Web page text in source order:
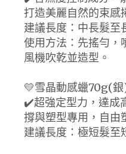
打造美麗自然的束感
建議長度：中長髮至
使用方法：先搖勻，
風機吹乾並造型。
💛雪晶動感蠟70g(
✔️超強定型力，達成
撐與塑型專用，自由
建議長度：極短髮至